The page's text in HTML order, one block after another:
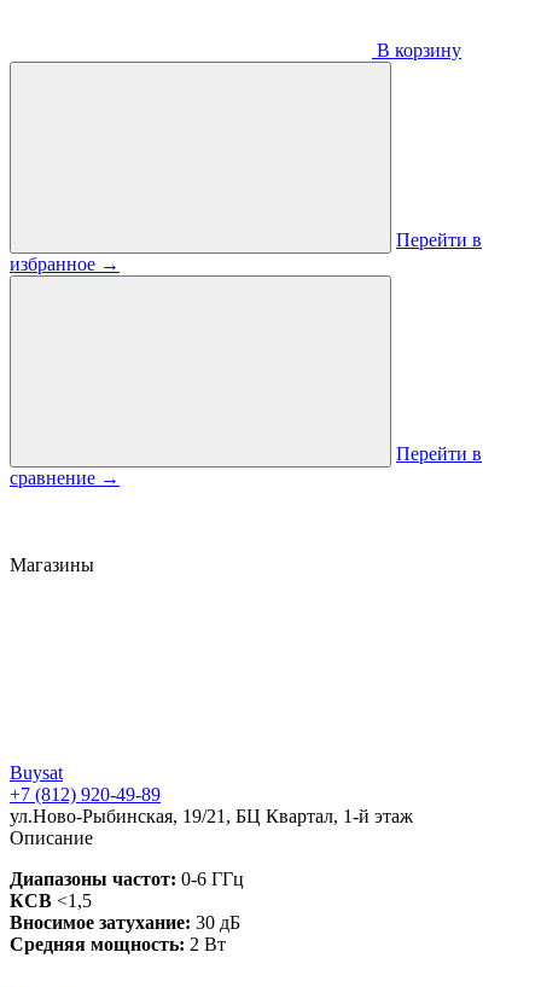
В корзину
Перейти в
избранное →
Перейти в
сравнение →
Магазины
Buysat
+7 (812) 920-49-89
ул.Ново-Рыбинская, 19/21, БЦ Квартал, 1-й этаж
Описание
Диапазоны частот: 0-6 ГГц
КСВ <1,5
Вносимое затухание: 30 дБ
Средняя мощность: 2 Вт